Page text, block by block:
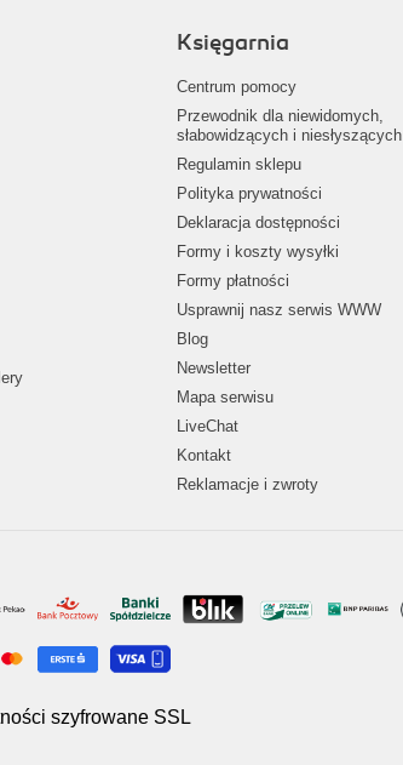
Księgarnia
Centrum pomocy
Przewodnik dla niewidomych,
słabowidzących i niesłyszących
Regulamin sklepu
Polityka prywatności
Deklaracja dostępności
Formy i koszty wysyłki
Formy płatności
Usprawnij nasz serwis WWW
Blog
Newsletter
Mapa serwisu
LiveChat
Kontakt
Reklamacje i zwroty
szyfrowane SSL